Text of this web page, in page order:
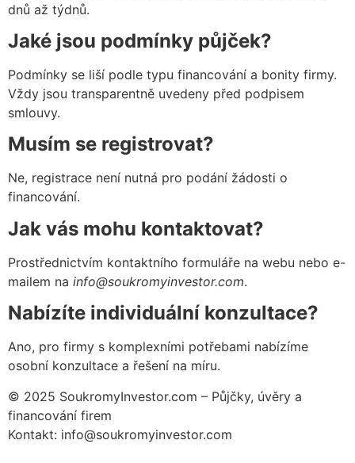
dnů až týdnů.
Jaké jsou podmínky půjček?
Podmínky se liší podle typu financování a bonity firmy.
Vždy jsou transparentně uvedeny před podpisem
smlouvy.
Musím se registrovat?
Ne, registrace není nutná pro podání žádosti o
financování.
Jak vás mohu kontaktovat?
Prostřednictvím kontaktního formuláře na webu nebo e-
mailem na info@soukromyinvestor.com.
Nabízíte individuální konzultace?
Ano, pro firmy s komplexními potřebami nabízíme
osobní konzultace a řešení na míru.
© 2025 SoukromyInvestor.com – Půjčky, úvěry a
financování firem
Kontakt: info@soukromyinvestor.com